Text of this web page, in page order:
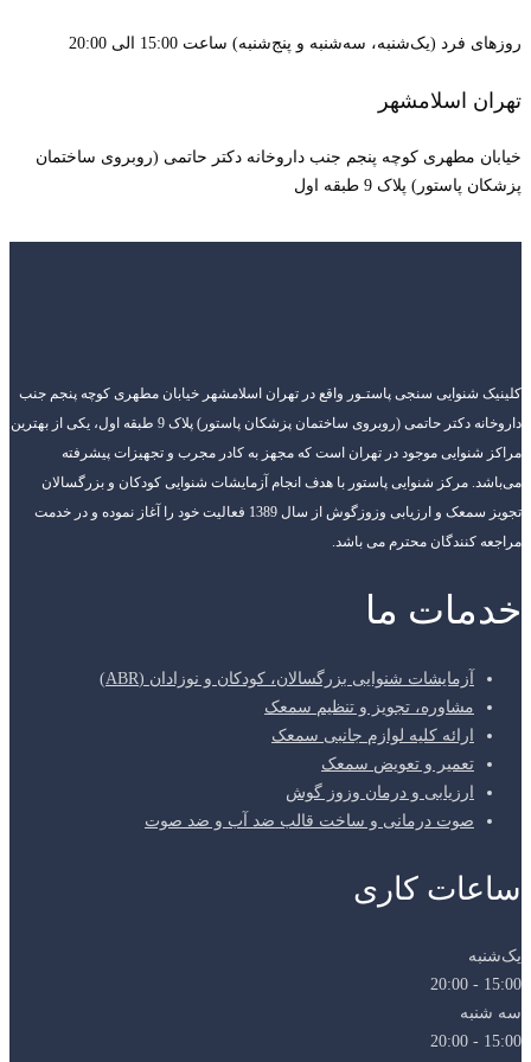
روزهای فرد (یک‌شنبه، سه‌شنبه و پنج‌شنبه) ساعت 15:00 الی 20:00
تهران اسلامشهر
خیابان مطهری کوچه پنجم جنب داروخانه دکتر حاتمی (روبروی ساختمان
پزشکان پاستور) پلاک 9 طبقه اول
کلینیک شنوایی سنجی پاستـور واقع در تهران اسلامشهر خیابان مطهری کوچه پنجم جنب
داروخانه دکتر حاتمی (روبروی ساختمان پزشکان پاستور) پلاک 9 طبقه اول، یکی از بهترین
مراکز شنوایی موجود در تهران است که مجهز به کادر مجرب و تجهیزات پیشرفته
می‌باشد. مرکز شنوایی پاستور با هدف انجام آزمایشات شنوایی کودکان و بزرگسالان
تجویز سمعک و ارزیابی وزوزگوش از سال 1389 فعالیت خود را آغاز نموده و در خدمت
مراجعه کنندگان محترم می باشد.
خدمات ما
آزمایشات شنوایی بزرگسالان، کودکان و نوزادان (ABR)
مشاوره، تجویز و تنظیم سمعک
ارائه کلیه لوازم جانبی سمعک
تعمیر و تعویض سمعک
ارزیابی و درمان وزوز گوش
صوت درمانی و ساخت قالب ضد آب و ضد صوت
ساعات کاری
یک‌شنبه
15:00 - 20:00
سه شنبه
15:00 - 20:00